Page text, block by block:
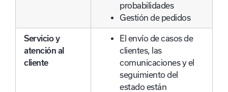
probabilidades
Gestión de pedidos
Servicio y
atención al
cliente
El envío de casos de
clientes, las
comunicaciones y el
seguimiento del
estado están